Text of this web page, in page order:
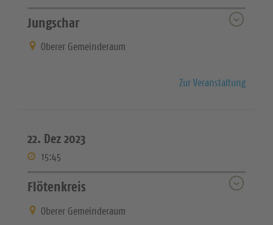
Jungschar
Oberer Gemeinderaum
Zur Veranstaltung
22. Dez 2023
15:45
Flötenkreis
Oberer Gemeinderaum